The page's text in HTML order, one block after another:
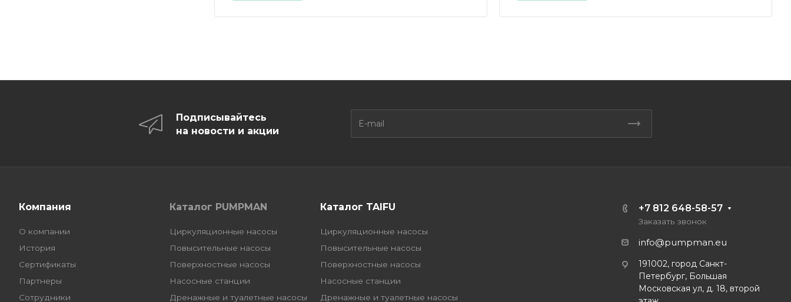
Подписывайтесь
на новости и акции
Компания
О компании
История
Сертификаты
Партнеры
Сотрудники
Каталог PUMPMAN
Циркуляционные насосы
Повысительные насосы
Поверхностные насосы
Насосные станции
Дренажные и туалетные насосы
Каталог TAIFU
Циркуляционные насосы
Повысительные насосы
Поверхностные насосы
Насосные станции
Дренажные и туалетные насосы
+7 812 648-58-57
Заказать звонок
info@pumpman.eu
191002, город Санкт-
Петербург, Большая
Московская ул, д. 18, второй